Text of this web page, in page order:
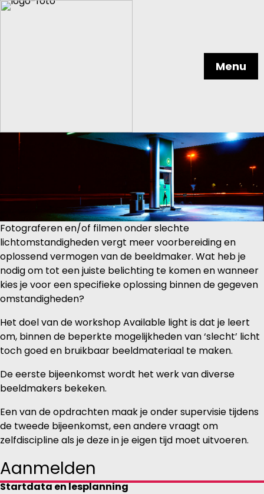
Menu
Fotograferen en/of filmen onder slechte
lichtomstandigheden vergt meer voorbereiding en
oplossend vermogen van de beeldmaker. Wat heb je
nodig om tot een juiste belichting te komen en wanneer
kies je voor een specifieke oplossing binnen de gegeven
omstandigheden?
Het doel van de workshop Available light is dat je leert
om, binnen de beperkte mogelijkheden van ‘slecht’ licht
toch goed en bruikbaar beeldmateriaal te maken.
De eerste bijeenkomst wordt het werk van diverse
beeldmakers bekeken.
Een van de opdrachten maak je onder supervisie tijdens
de tweede bijeenkomst, een andere vraagt om
zelfdiscipline als je deze in je eigen tijd moet uitvoeren.
Aanmelden
Startdata en lesplanning